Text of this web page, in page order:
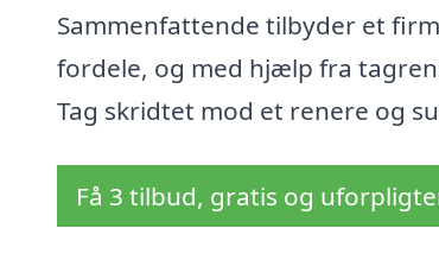
Sammenfattende tilbyder et
fordele, og med hjælp fra
Tag skridtet mod et renere og
Få 3 tilbud, gratis og